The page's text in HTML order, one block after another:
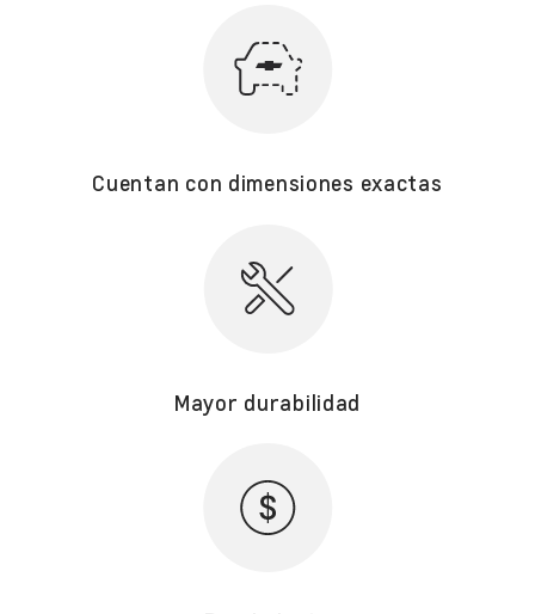
Cuentan con dimensiones exactas
Mayor durabilidad